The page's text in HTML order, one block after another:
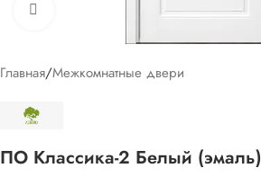
Нажмите, чтобы увеличить
Главная/Межкомнатные двери
ПО Классика-2 Белый (эмаль)